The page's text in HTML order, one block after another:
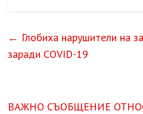
← Глобиха нарушители на
заради COVID-19
ВАЖНО СЪОБЩЕНИЕ